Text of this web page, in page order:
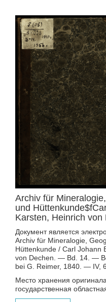
Archiv für
und
Karsten, Heinrich von
Документ является
Archiv für Mineralogie,
Hüttenkunde / Carl Johann
von Dechen. — Bd. 14. —
bei G. Reimer, 1840. — IV,
Место хранения
государственная